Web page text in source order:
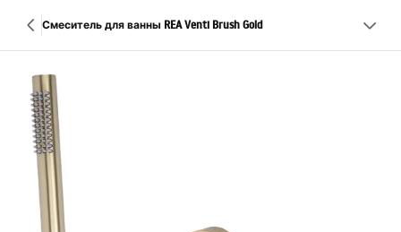
Смеситель для ванны REA Venti Brush Gold